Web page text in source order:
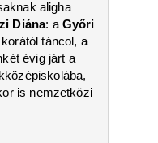
aligha
Diána: a Győri
táncol, a
évig járt a
is nemzetközi